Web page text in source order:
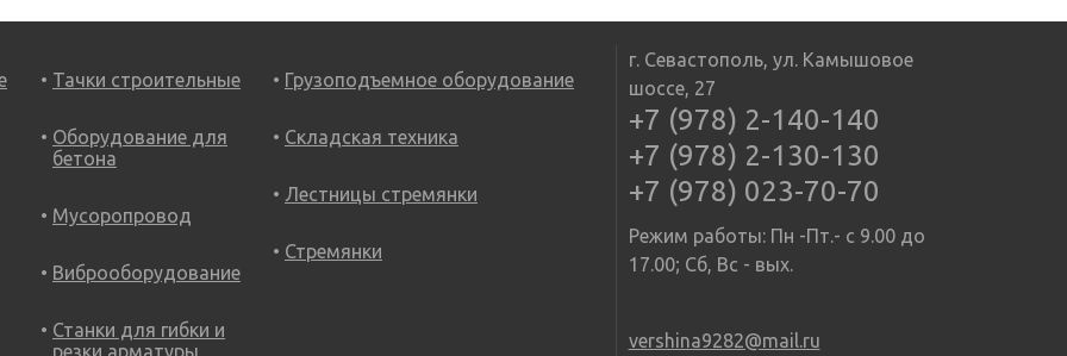
Тачки строительные
Оборудование для
бетона
Мусоропровод
Виброоборудование
Станки для гибки и
резки арматуры
Грузоподъемное оборудование
Складская техника
Лестницы стремянки
Стремянки
г. Севастополь, ул. Камышовое
шоссе, 27
+7 (978) 2-140-140
+7 (978) 2-130-130
+7 (978) 023-70-70
Режим работы: Пн -Пт.- с 9.00 до
17.00; Сб, Вс - вых.
vershina9282@mail.ru